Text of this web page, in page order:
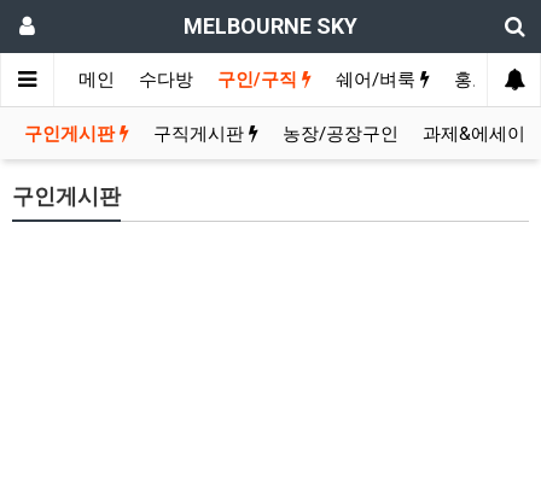
MELBOURNE SKY
메인 수다방 구인/구직 쉐어/벼룩 홍보방
구인게시판 구직게시판 농장/공장구인 과제&에세이
구인게시판